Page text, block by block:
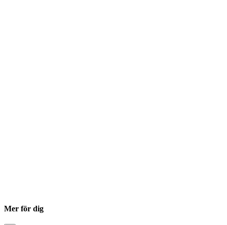
Mer för dig